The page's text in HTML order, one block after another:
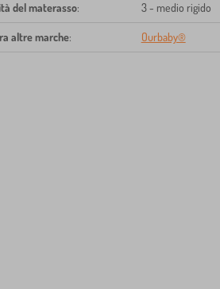
del materasso: 3 - medio rigido
altre marche: Ourbaby®